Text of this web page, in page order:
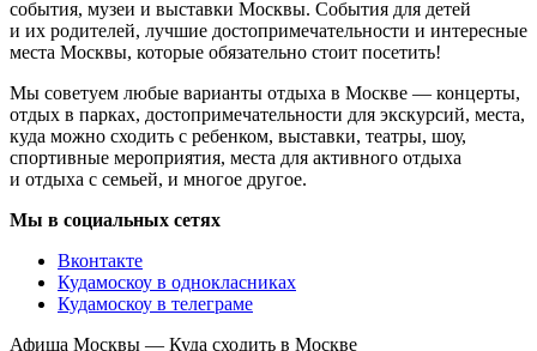
события, музеи и выставки Москвы. События для детей
и их родителей, лучшие достопримечательности и интересные
места Москвы, которые обязательно стоит посетить!
Мы советуем любые варианты отдыха в Москве — концерты,
отдых в парках, достопримечательности для экскурсий, места,
куда можно сходить с ребенком, выставки, театры, шоу,
спортивные мероприятия, места для активного отдыха
и отдыха с семьей, и многое другое.
Мы в социальных сетях
Вконтакте
Кудамоскоу в однокласниках
Кудамоскоу в телеграме
Афиша Москвы — Куда сходить в Москве